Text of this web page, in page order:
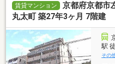
賃貸マンション
京都府京都市
丸太町 築27年3ヶ月 7階建
駅
その